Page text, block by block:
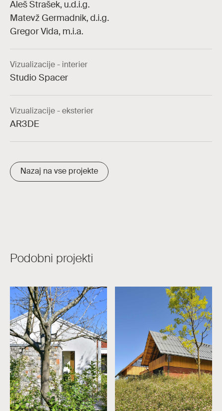
Aleš Strašek, u.d.i.g.
Matevž Germadnik, d.i.g.
Gregor Vida, m.i.a.
Vizualizacije - interier
Studio Spacer
Vizualizacije - eksterier
AR3DE
Nazaj na vse projekte
Podobni projekti